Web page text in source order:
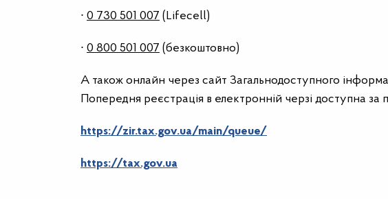
∙ 0 730 501 007 (Lifecell)
∙ 0 800 501 007 (безкоштовно)
А також онлайн через сайт Загальнодоступного
Попередня реєстрація в електронній черзі доступна за
https://zir.tax.gov.ua/main/queue/
https://tax.gov.ua